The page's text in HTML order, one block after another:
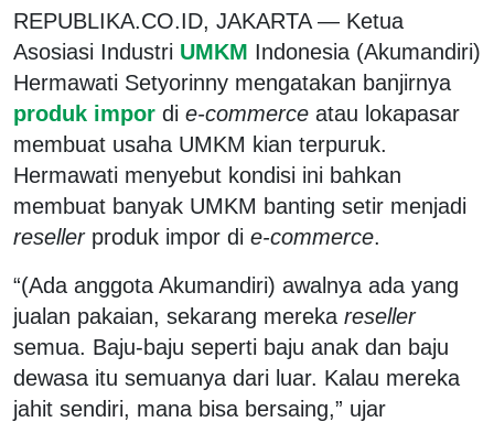
REPUBLIKA.CO.ID, JAKARTA — Ketua
Asosiasi Industri UMKM Indonesia (Akumandiri)
Hermawati Setyorinny mengatakan banjirnya
produk impor di e-commerce atau lokapasar
membuat usaha UMKM kian terpuruk.
Hermawati menyebut kondisi ini bahkan
membuat banyak UMKM banting setir menjadi
resellerproduk impor di e-commerce.
“(Ada anggota Akumandiri) awalnya ada yang
jualan pakaian, sekarang mereka reseller
semua. Baju-baju seperti baju anak dan baju
dewasa itu semuanya dari luar. Kalau mereka
jahit sendiri, mana bisa bersaing,” ujar